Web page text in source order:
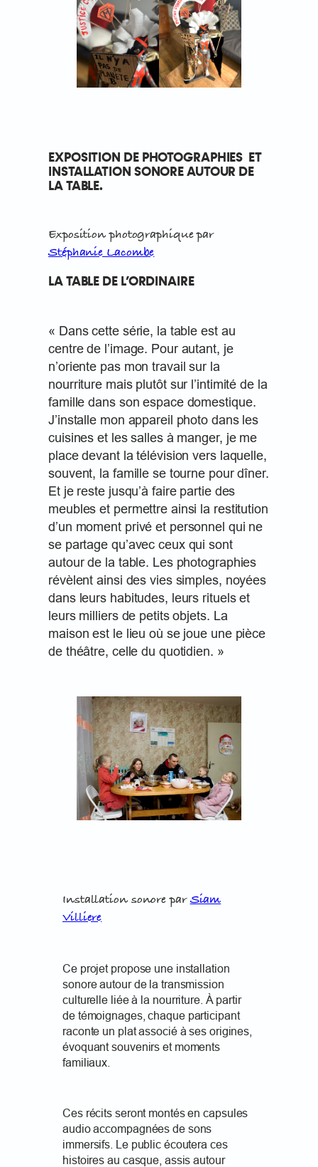
EXPOSITION DE PHOTOGRAPHIES ET
INSTALLATION SONORE AUTOUR DE
LA TABLE.
Exposition photographique par
Stéphanie Lacombe
LA TABLE DE L’ORDINAIRE
« Dans cette série, la table est au
centre de l’image. Pour autant, je
n’oriente pas mon travail sur la
nourriture mais plutôt sur l’intimité de la
famille dans son espace domestique.
J’installe mon appareil photo dans les
cuisines et les salles à manger, je me
place devant la télévision vers laquelle,
souvent, la famille se tourne pour dîner.
Et je reste jusqu’à faire partie des
meubles et permettre ainsi la restitution
d’un moment privé et personnel qui ne
se partage qu’avec ceux qui sont
autour de la table. Les photographies
révèlent ainsi des vies simples, noyées
dans leurs habitudes, leurs rituels et
leurs milliers de petits objets. La
maison est le lieu où se joue une pièce
de théâtre, celle du quotidien. »
Installation sonore parSiam
Villiere
Ce projet propose une installation
sonore autour de la transmission
culturelle liée à la nourriture. À partir
de témoignages, chaque participant
raconte un plat associé à ses origines,
évoquant souvenirs et moments
familiaux.
Ces récits seront montés en capsules
audio accompagnées de sons
immersifs. Le public écoutera ces
histoires au casque, assis autour